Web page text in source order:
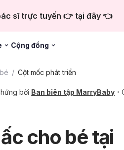
sĩ trực tuyến 👉 tại đây 👈
Cộng đồng
Cột mốc phát triển
bởi Ban biên tập MarryBaby
cho bé tại